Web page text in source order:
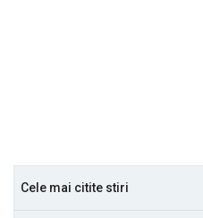
Cele mai citite stiri